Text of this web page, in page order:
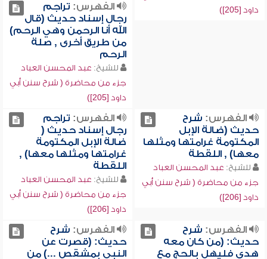
داود [205])
الفهرس: تراجم
رجال إسناد حديث (قال
الله أنا الرحمن وهي الرحم)
من طريق أخرى , صلة
الرحم
للشيخ: عبد المحسن العباد
جزء من محاضرة ( شرح سنن أبي
داود [205])
الفهرس: شرح
حديث (ضالة الإبل
المكتومة غرامتها ومثلها
معها) , اللقطة
للشيخ: عبد المحسن العباد
جزء من محاضرة ( شرح سنن أبي
داود [206])
الفهرس: تراجم
رجال إسناد حديث (
ضالة الإبل المكتومة
غرامتها ومثلها معها) ,
اللقطة
للشيخ: عبد المحسن العباد
جزء من محاضرة ( شرح سنن أبي
داود [206])
الفهرس: شرح
حديث: (من كان معه
هدي فليهل بالحج مع
الفهرس: شرح
حديث: (قصرت عن
النبي بمشقص ...) من